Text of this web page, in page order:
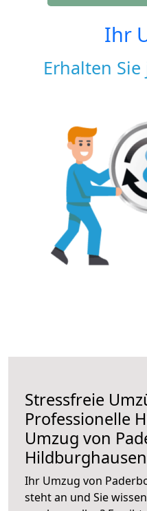
Ihr
Erhalten
Stressfreie
Professionelle
Umzug von
Hildburghausen
Ihr Umzug von
steht an und Sie